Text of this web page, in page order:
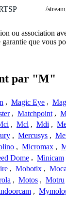
/
ou association
que vous
par "M"
, Magic Eye ,
, Matchpoint ,
, Mcl , Mdi ,
, Mercusys ,
, Micromax ,
Dome , Minicam
, Mobotix ,
, Motos , Motru
,